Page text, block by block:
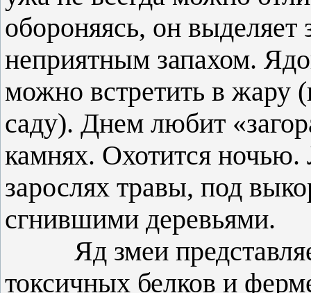
обороняясь, он
неприятным запахом.
можно встретить в жару
саду). Днем любит
камнях. Охотится
зарослях травы, под
сгнившими деревьями.
Яд змеи
токсичных белков и